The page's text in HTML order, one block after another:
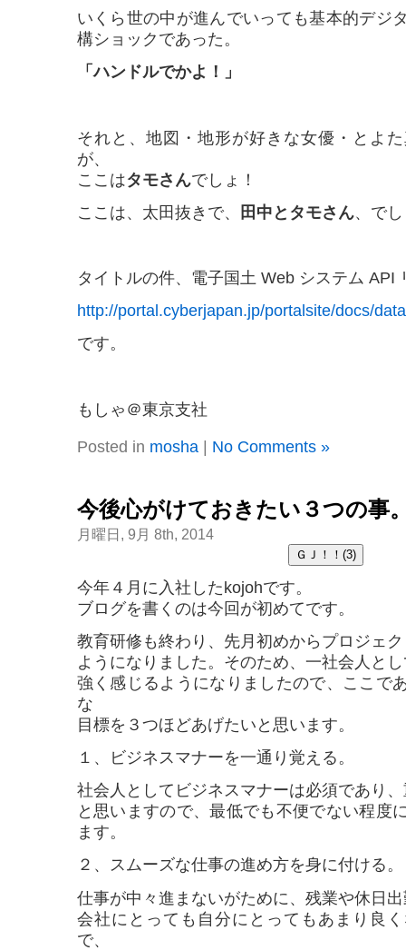
いくら世の中が進んでいっても基本的デジ
構ショックであった。
「ハンドルでかよ！」
それと、地図・地形が好きな女優・とよ
が、
ここはタモさんでしょ！
ここは、太田抜きで、
田中とタモさん、で
タイトルの件、電子国土 Web システム API
http://portal.cyberjapan.jp/portalsite/docs/
です。
もしゃ＠東京支社
Posted in mosha| No Comments »
今後心がけておきたい３つの事
月曜日, 9月 8th, 2014
今年４月に入社したkojohです。
ブログを書くのは今回が初めてです。
教育研修も終わり、先月初めからプロジェ
ようになりました。そのため、一社会人と
強く感じるようになりましたので、ここで
な
目標を３つほどあげたいと思います。
１、ビジネスマナーを一通り覚える。
社会人としてビジネスマナーは必須であり
と思いますので、最低でも不便でない程度
ます。
２、スムーズな仕事の進め方を身に付ける。
仕事が中々進まないがために、残業や休日
会社にとっても自分にとってもあまり良
で、